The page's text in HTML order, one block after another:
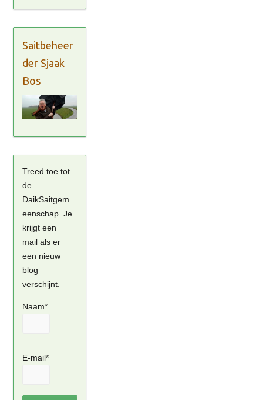
Saitbeheer
der Sjaak
Bos
Treed toe tot
de
DaikSaitgem
eenschap. Je
krijgt een
mail als er
een nieuw
blog
verschijnt.
Naam*
E-mail*